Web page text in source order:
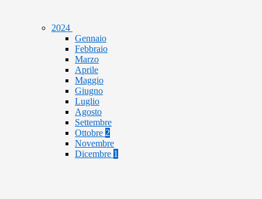
2024
Gennaio
Febbraio
Marzo
Aprile
Maggio
Giugno
Luglio
Agosto
Settembre
Ottobre 2
Novembre
Dicembre 1